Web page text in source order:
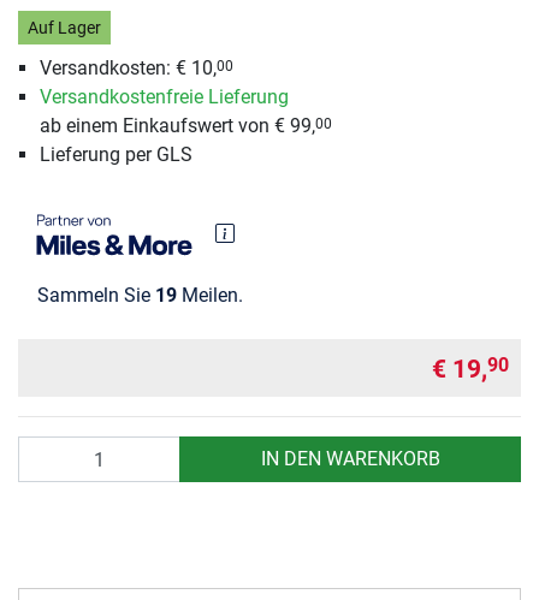
Auf Lager
Versandkosten: € 10,00
Versandkostenfreie Lieferung
ab einem Einkaufswert von € 99,00
Lieferung per GLS
Sammeln Sie 19 Meilen.
€ 19,90
IN DEN WARENKORB